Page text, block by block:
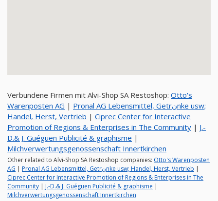
Verbundene Firmen mit Alvi-Shop SA Restoshop: Otto's
Warenposten AG | Pronal AG Lebensmittel, Getrنnke usw;
Handel, Herst, Vertrieb | Ciprec Center for Interactive
Promotion of Regions & Enterprises in The Community | J.-
D.& J. Guéguen Publicité & graphisme |
Milchverwertungsgenossenschaft Innertkirchen
Other related to Alvi-Shop SA Restoshop companies: Otto's Warenposten
AG | Pronal AG Lebensmittel, Getrنnke usw; Handel, Herst, Vertrieb |
Ciprec Center for Interactive Promotion of Regions & Enterprises in The
Community | J.-D.& J. Guéguen Publicité & graphisme |
Milchverwertungsgenossenschaft Innertkirchen